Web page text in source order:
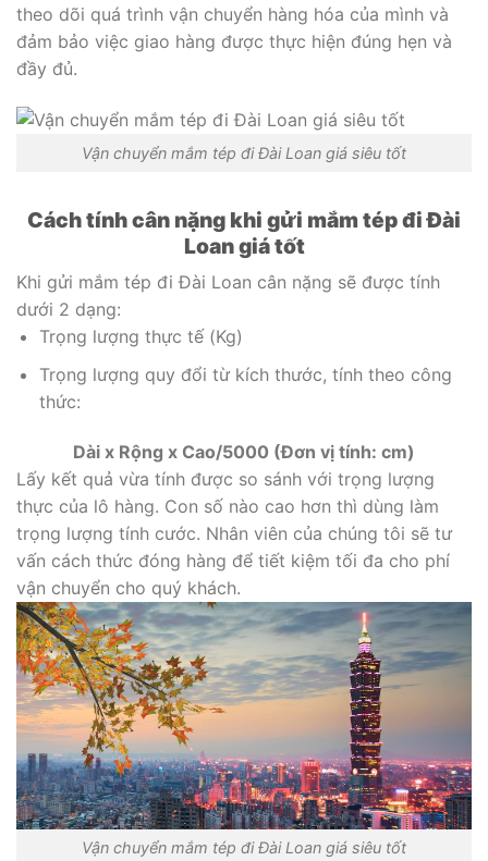
theo dõi quá trình vận chuyển hàng hóa của mình và
đảm bảo việc giao hàng được thực hiện đúng hẹn và
đầy đủ.
Vận chuyển mắm tép đi Đài Loan giá siêu tốt
Cách tính cân nặng khi gửi mắm tép đi Đài
Loan giá tốt
Khi gửi mắm tép đi Đài Loan cân nặng sẽ được tính
dưới 2 dạng:
Trọng lượng thực tế (Kg)
Trọng lượng quy đổi từ kích thước, tính theo công
thức:
Dài x Rộng x Cao/5000 (Đơn vị tính: cm)
Lấy kết quả vừa tính được so sánh với trọng lượng
thực của lô hàng. Con số nào cao hơn thì dùng làm
trọng lượng tính cước. Nhân viên của chúng tôi sẽ tư
vấn cách thức đóng hàng để tiết kiệm tối đa cho phí
vận chuyển cho quý khách.
Vận chuyển mắm tép đi Đài Loan giá siêu tốt